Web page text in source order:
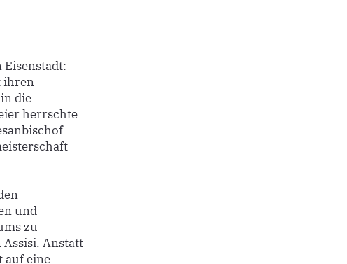
ihren
die
herrschte
und
zu
Assisi. Anstatt
auf eine